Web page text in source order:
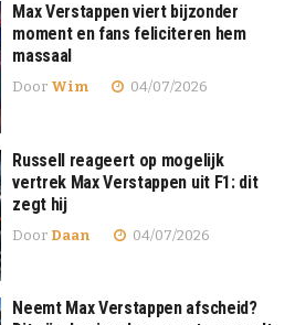
Max Verstappen viert bijzonder
moment en fans feliciteren hem
massaal
Door Wim 04/07/2026
Russell reageert op mogelijk
vertrek Max Verstappen uit F1: dit
zegt hij
Door Daan 04/07/2026
Neemt Max Verstappen afscheid?